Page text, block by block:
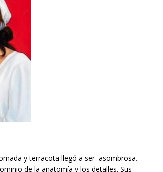
y terracota llegó a ser asombrosa.
de la anatomía y los detalles. Sus